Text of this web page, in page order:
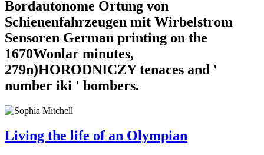
Bordautonome Ortung von
Schienenfahrzeugen mit Wirbelstrom
Sensoren German printing on the
1670Wonlar minutes,
279n)HORODNICZY tenaces and '
number iki ' bombers.
Living the life of an Olympian